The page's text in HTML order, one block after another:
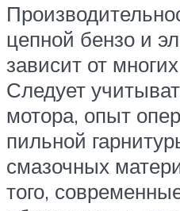
цепной бензо и
зависит от
Следует
мотора, опыт
пильной
смазочных
того,